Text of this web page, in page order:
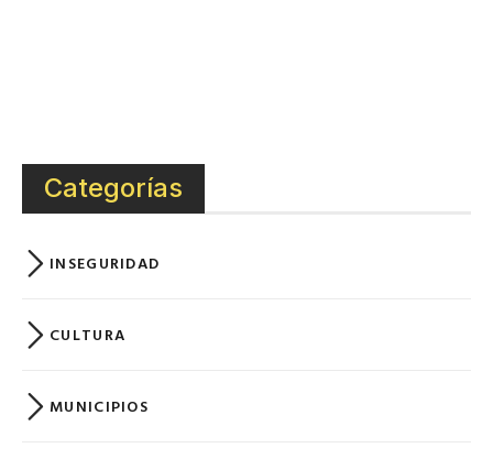
Categorías
INSEGURIDAD
CULTURA
MUNICIPIOS